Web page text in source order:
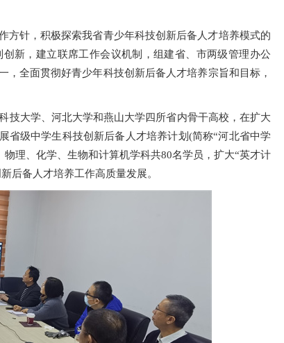
方针，积极探索我省青少年科技创新后备人才培养模式的
新，建立联席工作会议机制，组建省、市两级管理办公
全面贯彻好青少年科技创新后备人才培养宗旨和目标，
技大学、河北大学和燕山大学四所省内骨干高校，在扩大
省级中学生科技创新后备人才培养计划(简称“河北省中学
理、化学、生物和计算机学科共80名学员，扩大“英才计
后备人才培养工作高质量发展。